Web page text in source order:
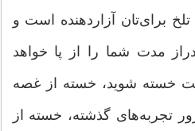
برای‌تان آزار‌دهنده است و
مدت شما را از پا خواهد
خسته شوید، خسته از غصه
تجربه‌های گذشته، خسته از